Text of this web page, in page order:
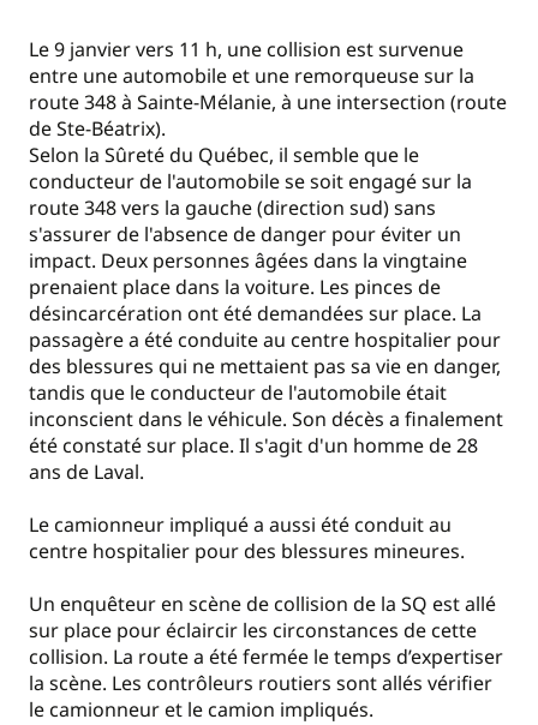
Le 9 janvier vers 11 h, une collision est survenue
entre une automobile et une remorqueuse sur la
route 348 à Sainte-Mélanie, à une intersection (route
de Ste-Béatrix).
Selon la Sûreté du Québec, il semble que le
conducteur de l'automobile se soit engagé sur la
route 348 vers la gauche (direction sud) sans
s'assurer de l'absence de danger pour éviter un
impact. Deux personnes âgées dans la vingtaine
prenaient place dans la voiture. Les pinces de
désincarcération ont été demandées sur place. La
passagère a été conduite au centre hospitalier pour
des blessures qui ne mettaient pas sa vie en danger,
tandis que le conducteur de l'automobile était
inconscient dans le véhicule. Son décès a finalement
été constaté sur place. Il s'agit d'un homme de 28
ans de Laval.
Le camionneur impliqué a aussi été conduit au
centre hospitalier pour des blessures mineures.
Un enquêteur en scène de collision de la SQ est allé
sur place pour éclaircir les circonstances de cette
collision. La route a été fermée le temps d’expertiser
la scène. Les contrôleurs routiers sont allés vérifier
le camionneur et le camion impliqués.